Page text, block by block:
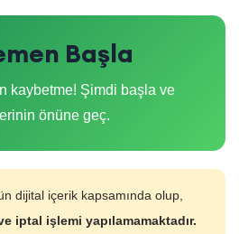
Başla
kaybetme! Şimdi başla ve
önüne geç.
dijital içerik kapsamında olup,
iptal işlemi yapılamamaktadır.